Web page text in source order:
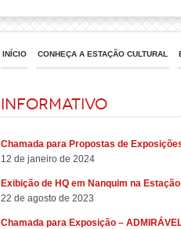
INÍCIO CONHEÇA A ESTAÇÃO CULTURAL
Informativo
Chamada para Propostas de
12 de janeiro de 2024
Exibição de HQ em Nanquim na
22 de agosto de 2023
Chamada para Exposição –